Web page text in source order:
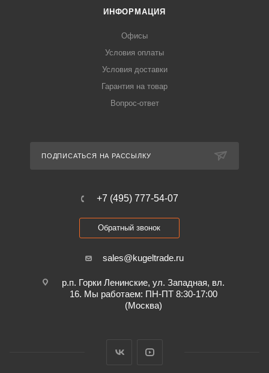
ИНФОРМАЦИЯ
Офисы
Условия оплаты
Условия доставки
Гарантия на товар
Вопрос-ответ
ПОДПИСАТЬСЯ НА РАССЫЛКУ
+7 (495) 777-54-07
Обратный звонок
sales@kugeltrade.ru
р.п. Горки Ленинские, ул. Западная, вл.
16. Мы работаем: ПН-ПТ 8:30-17:00
(Москва)